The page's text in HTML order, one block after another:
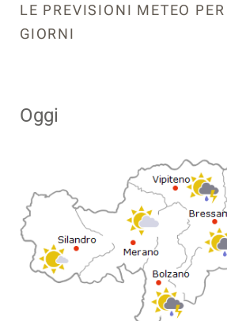
LE PREVISIONI METEO
GIORNI
Oggi